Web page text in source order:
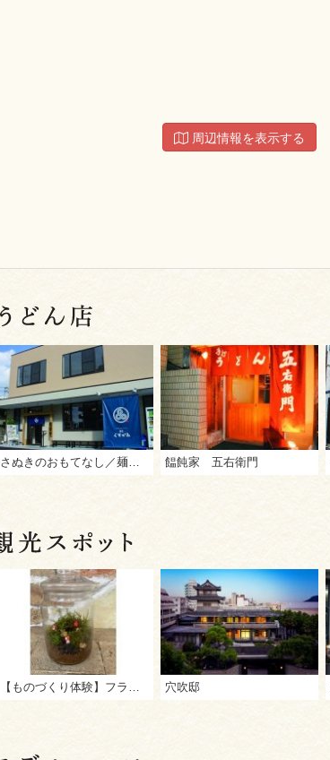
周辺情報を表示する
さぬきのおもてなし／麺匠 くすがみ 饂飩家 五右衛門
穴吹邸